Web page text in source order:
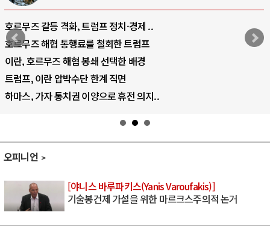
호르무즈 갈등 격화, 트럼프 정치·경제 ..
호르무즈 해협 통행료를 철회한 트럼프
이란, 호르무즈 해협 봉쇄 선택한 배경
트럼프, 이란 압박수단 한계 직면
하마스, 가자 통치권 이양으로 휴전 의지..
오피니언
[야니스 바루파키스(Yanis Varoufakis)]
기술봉건제 가설을 위한 마르크스주의적 논거